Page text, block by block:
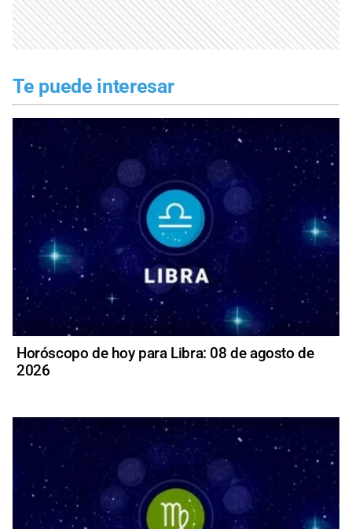
Te puede interesar
Horóscopo de hoy para Libra: 08 de agosto de
2026